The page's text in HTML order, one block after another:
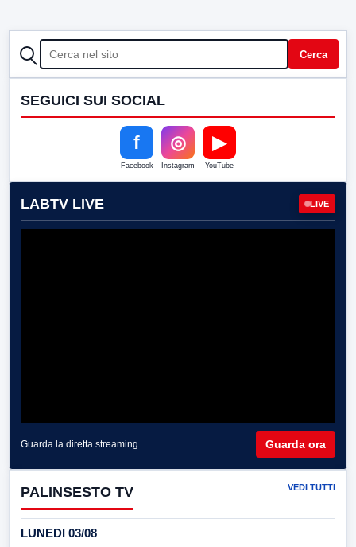
CERCA Cerca
SEGUICI SUI SOCIAL
f
Facebook
◎
Instagram
▶
YouTube
LABTV LIVE LIVE
Guarda la diretta streaming Guarda ora
PALINSESTO TV VEDI TUTTI
LUNEDI 03/08